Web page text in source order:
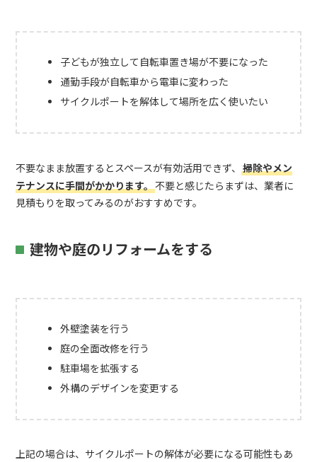
子どもが独立して自転車置き場が不要になった
通勤手段が自転車から電車に変わった
サイクルポートを解体して場所を広く使いたい
不要なまま放置するとスペースが有効活用できず、掃除やメン
テナンスに手間がかかります。不要と感じたらまずは、業者に
見積もりを取ってみるのがおすすめです。
建物や庭のリフォームをする
外壁塗装を行う
庭の全面改修を行う
駐車場を拡張する
外構のデザインを変更する
上記の場合は、サイクルポートの解体が必要になる可能性もあ